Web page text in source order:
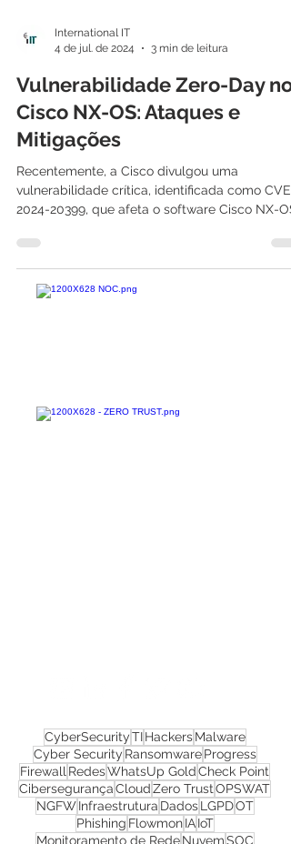
International IT
4 de jul. de 2024
3 min de leitura
Vulnerabilidade Zero-Day no
Cisco NX-OS: Ataques e
Mitigações
Recentemente, a Cisco divulgou uma
vulnerabilidade crítica, identificada como CVE-
CyberSecurityTIHackersMalware
Cyber SecurityRansomwareProgress
FirewallRedesWhatsUp GoldCheck Point
CibersegurançaCloudZero TrustOPSWAT